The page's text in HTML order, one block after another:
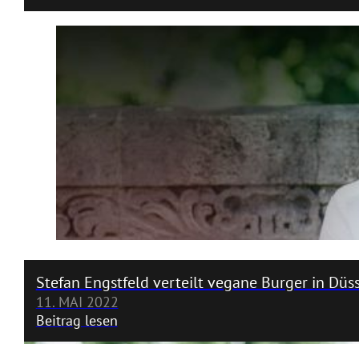
Stefan Engstfeld verteilt vegane Burger in
11. MAI 2022
Beitrag lesen